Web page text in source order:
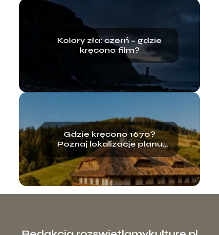
Kolory zła: czerń – gdzie
kręcono film?
Gdzie kręcono 1670?
Poznaj lokalizacje planu
zdjęciowego